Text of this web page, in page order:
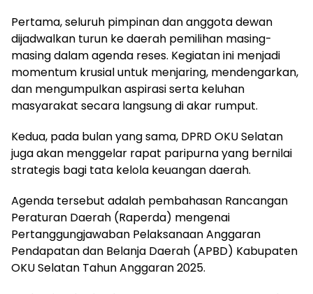
Pertama, seluruh pimpinan dan anggota dewan
dijadwalkan turun ke daerah pemilihan masing-
masing dalam agenda reses. Kegiatan ini menjadi
momentum krusial untuk menjaring, mendengarkan,
dan mengumpulkan aspirasi serta keluhan
masyarakat secara langsung di akar rumput.
Kedua, pada bulan yang sama, DPRD OKU Selatan
juga akan menggelar rapat paripurna yang bernilai
strategis bagi tata kelola keuangan daerah.
Agenda tersebut adalah pembahasan Rancangan
Peraturan Daerah (Raperda) mengenai
Pertanggungjawaban Pelaksanaan Anggaran
Pendapatan dan Belanja Daerah (APBD) Kabupaten
OKU Selatan Tahun Anggaran 2025.